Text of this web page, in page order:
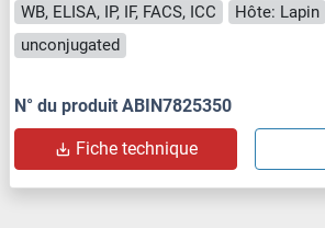
WB, ELISA, IP, IF, FACS, ICC
Hôte: Lapin
unconjugated
N° du produit ABIN7825350
Fiche technique